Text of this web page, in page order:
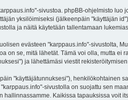
sivustoa. phpBB-ohjelmisto
yksilöimiseksi (jälkeenpäin "käyttäjän
ja näitä käytetään tallentamaan
evästeen "karppaus.info"-sivustolta,
on se, mitä lähetät. Tämä voi olla, mutta
ja lähettämäsi viestit
"käyttäjätunnuksesi"),
sivustolla on suojattu sen
hallinnassamme. Kaikissa tapauksissa voit